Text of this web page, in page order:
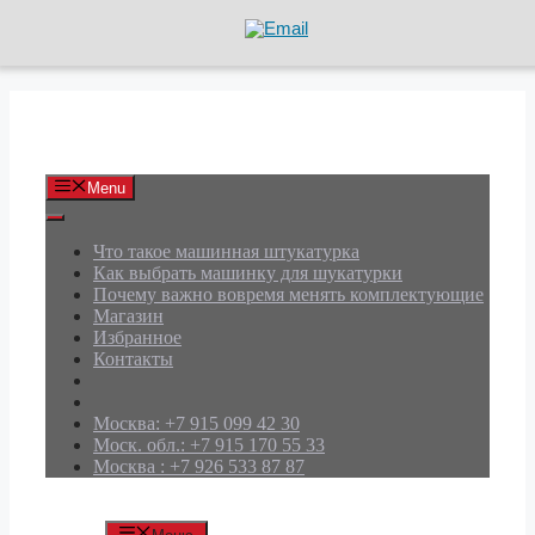
Menu
Что такое машинная штукатурка
Как выбрать машинку для шукатурки
Почему важно вовремя менять комплектующие
Магазин
Избранное
Контакты
Москва: +7 915 099 42 30
Моск. обл.: +7 915 170 55 33
Москва : +7 926 533 87 87